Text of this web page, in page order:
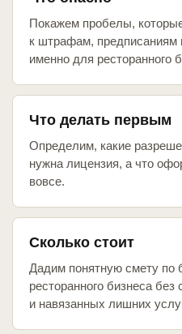
Покажем пробелы,
к штрафам, предписаниям
именно для ресторанного
Что делать первым
Определим, какие
нужна лицензия, а что
вовсе.
Сколько стоит
Дадим понятную смету по
ресторанного бизнеса
и навязанных лишних